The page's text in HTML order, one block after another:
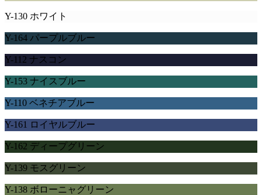
Y-130 ホワイト
Y-164 パープルブルー
Y-112 ナスコン
Y-153 ナイスブルー
Y-110 ベネチアブルー
Y-161 ロイヤルブルー
Y-162 ディープグリーン
Y-139 モスグリーン
Y-138 ボローニャグリーン